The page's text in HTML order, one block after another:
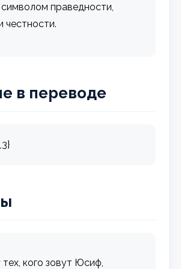
символом праведности,
честности.
в переводе
кого зовут Юсиф,